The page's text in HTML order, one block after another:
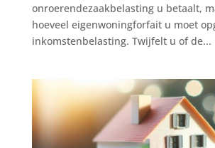
onroerendezaakbelasting u betaalt,
hoeveel eigenwoningforfait u moet
inkomstenbelasting. Twijfelt u of de...